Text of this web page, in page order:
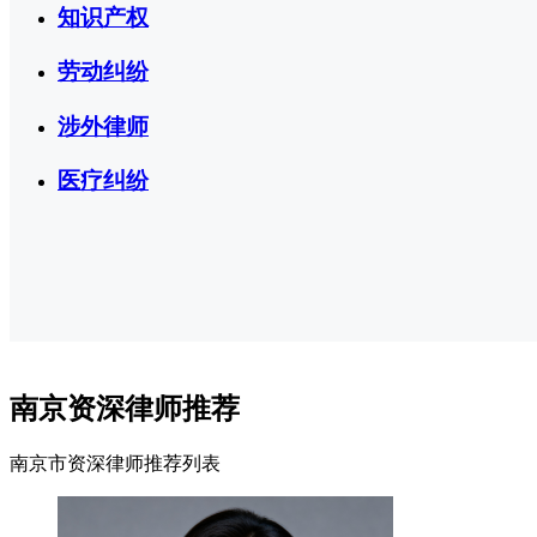
知识产权
劳动纠纷
涉外律师
医疗纠纷
南京资深律师推荐
南京市资深律师推荐列表